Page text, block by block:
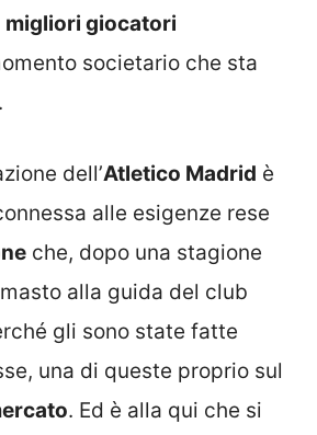
migliori giocatori
societario che sta
dell’Atletico Madrid è
alle esigenze rese
che, dopo una stagione
alla guida del club
gli sono state fatte
una di queste proprio sul
. Ed è alla qui che si